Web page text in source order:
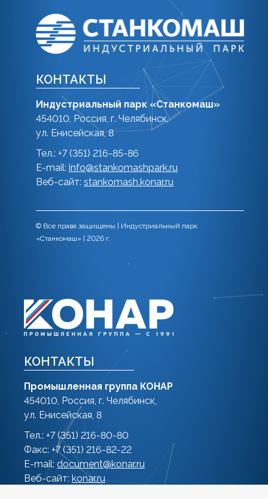
КОНТАКТЫ
Индустриальный парк «Станкомаш»
454010, Россия, г. Челябинск,
ул. Енисейская, 8
Тел.: +7 (351) 216-85-86
E-mail: info@stankomashpark.ru
Веб-сайт: stankomash.konar.ru
© Все права защищены | Индустриальный парк
«Станкомаш» | 2026 г.
КОНТАКТЫ
Промышленная группа КОНАР
454010, Россия, г. Челябинск,
ул. Енисейская, 8
Тел.: +7 (351) 216-80-80
Факс: +7 (351) 216-82-22
E-mail: document@konar.ru
Веб-сайт: konar.ru